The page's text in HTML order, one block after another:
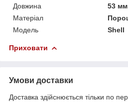
Довжина
53 мм
Матеріал
Мoдель
Shell
Приховати
Умови доставки
Доставка здійснюється тільки по